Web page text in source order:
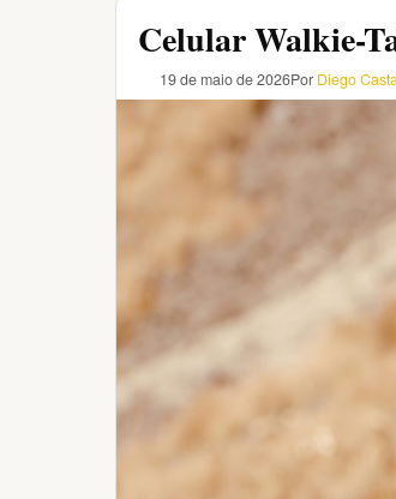
Celular Walkie-
19 de maio de 2026Por Diego